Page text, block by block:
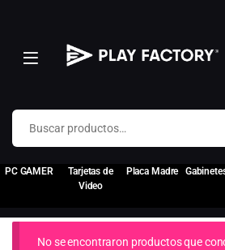
Buscar por:
PC GAMER
Tarjetas de
Video
Placa Madre
No se encontraron productos que